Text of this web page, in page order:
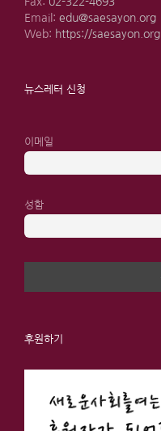
Email: edu@saesayon.org
Web: https://saesayon.org
뉴스레터 신청
이메일
성함
후원하기